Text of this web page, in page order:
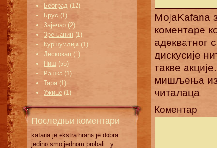
Београд (12)
Брус (1)
Зајечар (2)
Зрењанин (1)
Куршумлија (1)
Лесковац (1)
Ниш (55)
Рашка (1)
Тара (1)
Ужице (1)
Последњи коментари
kafana je ekstra hrana je dobra
jedino smo jednom probali...у
MojaKafana
коментаре
адекватног
дискусије
такве
мишљења
читалаца.
Коментар